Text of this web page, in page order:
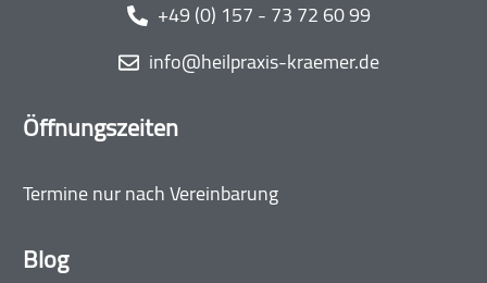
‭+49 (0) 157 - 73 72 60 99‬
info@heilpraxis-kraemer.de
Öffnungszeiten
Termine nur nach Vereinbarung
Blog